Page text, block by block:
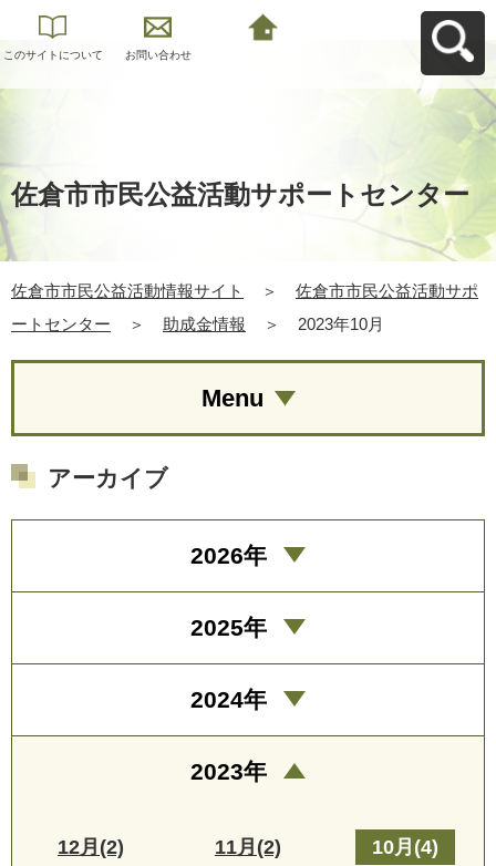
このサイトについて お問い合わせ
佐倉市市民公益活動サポートセンター
佐倉市市民公益活動情報サイト ＞
佐倉市市民公益活動サポ
ートセンター
＞ 助成金情報 ＞ 2023年10月
Menu
アーカイブ
2026年
2025年
2024年
2023年
12月(2) 11月(2) 10月(4)